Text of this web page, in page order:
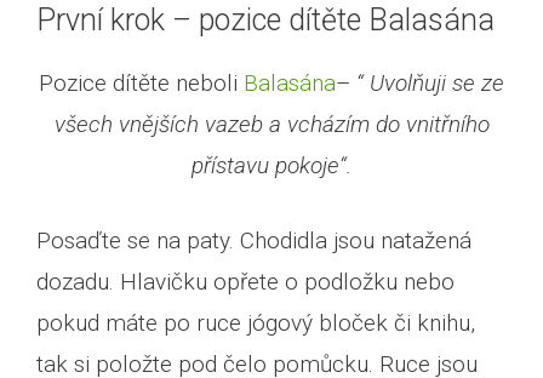
První krok – pozice dítěte Balasána
Pozice dítěte neboli Balasána– “ Uvolňuji se ze
všech vnějších vazeb a vcházím do vnitřního
přístavu pokoje“.
Posaďte se na paty. Chodidla jsou natažená
dozadu. Hlavičku opřete o podložku nebo
pokud máte po ruce jógový bloček či knihu,
tak si položte pod čelo pomůcku. Ruce jsou